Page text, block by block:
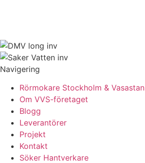
Navigering
Rörmokare Stockholm & Vasastan
Om VVS-företaget
Blogg
Leverantörer
Projekt
Kontakt
Söker Hantverkare